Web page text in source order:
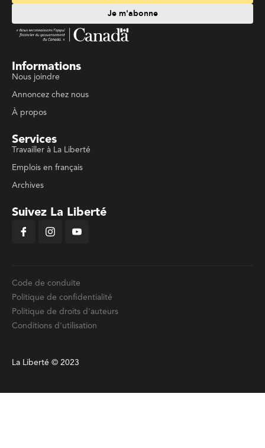
Je m'abonne
Informations
Nous joindre
Annoncez chez nous
À propos
Services
Travailler à La Liberté
Emplois en français
Archives
Suivez La Liberté
Code de conduite
Politique de confidentialité
Politique de droits d'auteurs
Conditions d'utilisation
La Liberté © 2023